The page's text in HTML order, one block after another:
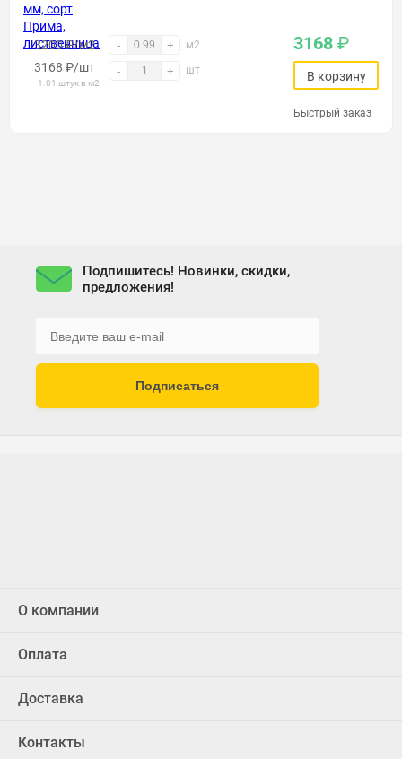
3200 ₽/м2 - + м2
3168 ₽/шт
1.01 штук в м2
- + шт
3168 ₽
В корзину
Быстрый заказ
Подпишитесь! Новинки, скидки,
предложения!
Подписаться
О компании
Оплата
Доставка
Контакты